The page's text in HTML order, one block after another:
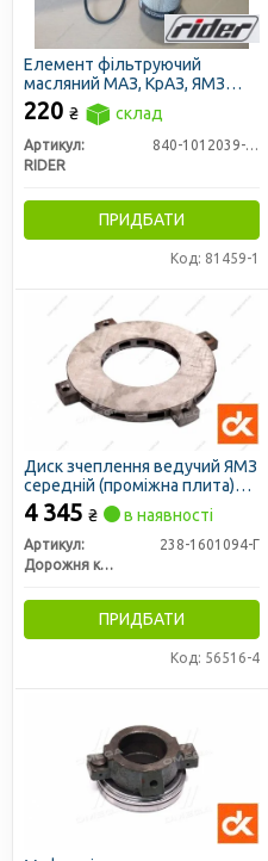
Елемент фільтруючий
масляний МАЗ, КрАЗ, ЯМЗ
глухий з р/к ГТВ (RIDER)
220 ₴ склад
Артикул:
840-1012039-14
RIDER
ПРИДБАТИ
Код: 81459-1
Диск зчеплення ведучий ЯМЗ
середній (проміжна плита)
(ДК)
4 345 ₴ в наявності
Артикул:
238-1601094-Г
Дорожня карта
ПРИДБАТИ
Код: 56516-4